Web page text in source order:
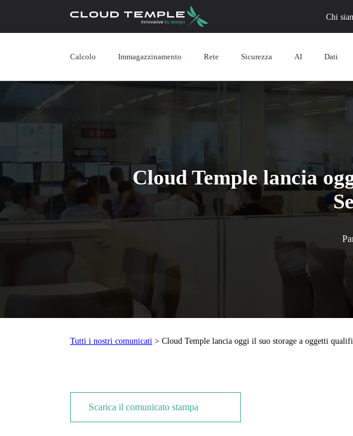
Chi
Calcolo Immagazzinamento Rete Sicurezza AI Dati
Cloud Temple lancia
Tutti i nostri comunicati > Cloud Temple lancia oggi il suo storage a oggetti
Scarica il comunicato stampa